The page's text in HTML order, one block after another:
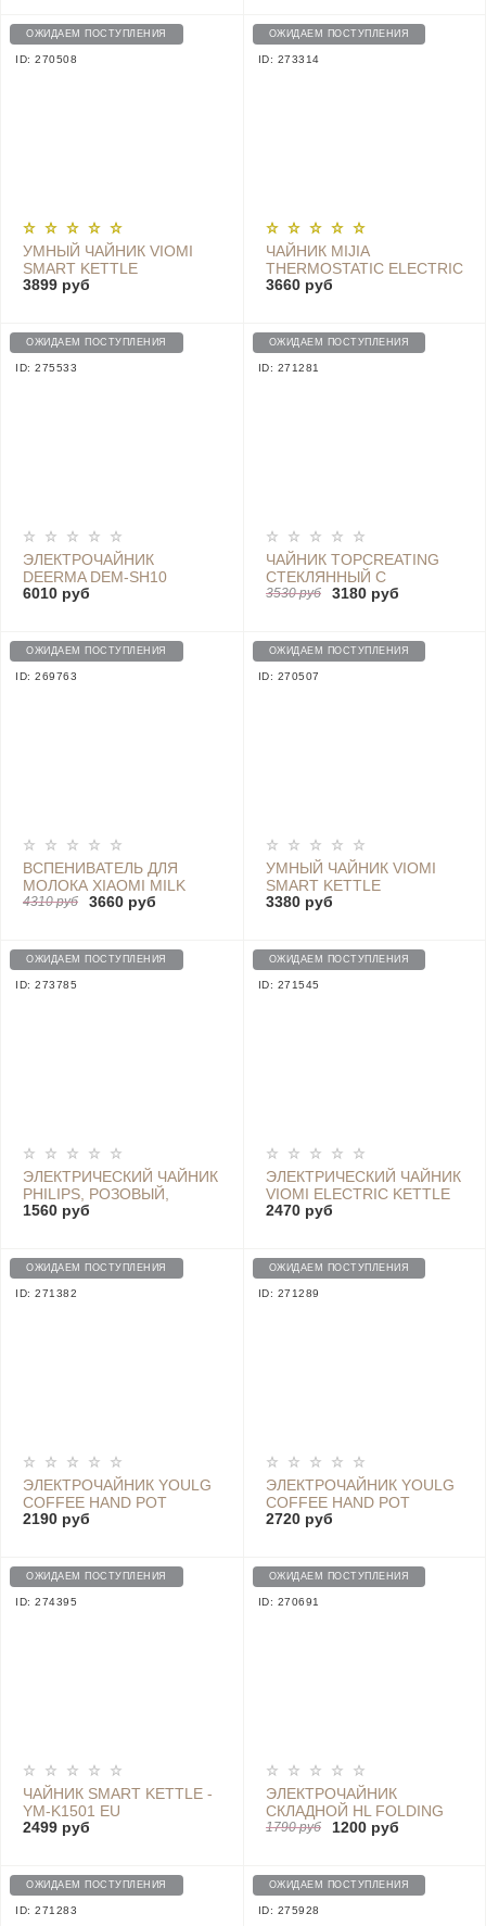
ОЖИДАЕМ ПОСТУПЛЕНИЯ
ID: 270508
УМНЫЙ ЧАЙНИК VIOMI
SMART KETTLE
BLUETOOTH PRO
3899 руб
ОЖИДАЕМ ПОСТУПЛЕНИЯ
ID: 273314
ЧАЙНИК MIJIA
THERMOSTATIC ELECTRIC
KETTLE PRO -
3660 руб
ОЖИДАЕМ ПОСТУПЛЕНИЯ
ID: 275533
ЭЛЕКТРОЧАЙНИК
DEERMA DEM-SH10
6010 руб
ОЖИДАЕМ ПОСТУПЛЕНИЯ
ID: 271281
ЧАЙНИК TOPCREATING
СТЕКЛЯННЫЙ С
ПОДСВЕТКОЙ - DK450
3530 руб 3180 руб
ОЖИДАЕМ ПОСТУПЛЕНИЯ
ID: 269763
ВСПЕНИВАТЕЛЬ ДЛЯ
МОЛОКА XIAOMI MILK
STEAMER - S3101
4310 руб 3660 руб
ОЖИДАЕМ ПОСТУПЛЕНИЯ
ID: 270507
УМНЫЙ ЧАЙНИК VIOMI
SMART KETTLE
BLUETOOTH PRO, YM-
3380 руб
ОЖИДАЕМ ПОСТУПЛЕНИЯ
ID: 273785
ЭЛЕКТРИЧЕСКИЙ ЧАЙНИК
PHILIPS, РОЗОВЫЙ,
ОБЪЕМ 1Л. - D9348
1560 руб
ОЖИДАЕМ ПОСТУПЛЕНИЯ
ID: 271545
ЭЛЕКТРИЧЕСКИЙ ЧАЙНИК
VIOMI ELECTRIC KETTLE
V-MK152A (GLOBAL),
2470 руб
ОЖИДАЕМ ПОСТУПЛЕНИЯ
ID: 271382
ЭЛЕКТРОЧАЙНИК YOULG
СOFFEE HAND POT
KE4088C-3C, BLACK
2190 руб
ОЖИДАЕМ ПОСТУПЛЕНИЯ
ID: 271289
ЭЛЕКТРОЧАЙНИК YOULG
СOFFEE HAND POT
KE4088C-3C, WHITE
2720 руб
ОЖИДАЕМ ПОСТУПЛЕНИЯ
ID: 274395
ЧАЙНИК SMART KETTLE -
YM-K1501 EU
2499 руб
ОЖИДАЕМ ПОСТУПЛЕНИЯ
ID: 270691
ЭЛЕКТРОЧАЙНИК
СКЛАДНОЙ HL FOLDING
ELECTRIC KETTLE KP-808,
1790 руб 1200 руб
ОЖИДАЕМ ПОСТУПЛЕНИЯ
ID: 271283
ОЖИДАЕМ ПОСТУПЛЕНИЯ
ID: 275928